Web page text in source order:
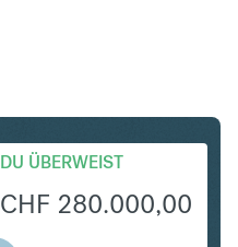
DU ÜBERWEIST
CHF 280.000,00